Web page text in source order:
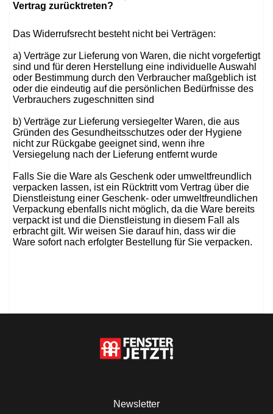
Vertrag zurücktreten?
Das Widerrufsrecht besteht nicht bei Verträgen:
a) Verträge zur Lieferung von Waren, die nicht vorgefertigt
sind und für deren Herstellung eine individuelle Auswahl
oder Bestimmung durch den Verbraucher maßgeblich ist
oder die eindeutig auf die persönlichen Bedürfnisse des
Verbrauchers zugeschnitten sind
b) Verträge zur Lieferung versiegelter Waren, die aus
Gründen des Gesundheitsschutzes oder der Hygiene
nicht zur Rückgabe geeignet sind, wenn ihre
Versiegelung nach der Lieferung entfernt wurde
Falls Sie die Ware als Geschenk oder umweltfreundlich
verpacken lassen, ist ein Rücktritt vom Vertrag über die
Dienstleistung einer Geschenk- oder umweltfreundlichen
Verpackung ebenfalls nicht möglich, da die Ware bereits
verpackt ist und die Dienstleistung in diesem Fall als
erbracht gilt. Wir weisen Sie darauf hin, dass wir die
Ware sofort nach erfolgter Bestellung für Sie verpacken.
Newsletter